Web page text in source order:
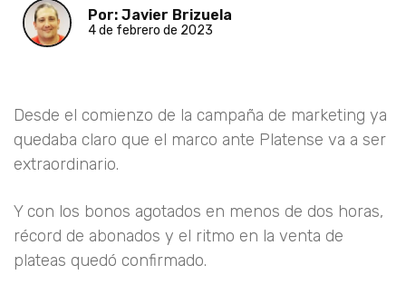
Por: Javier Brizuela
4 de febrero de 2023
Desde el comienzo de la campaña de marketing ya
quedaba claro que el marco ante Platense va a ser
extraordinario.
Y con los bonos agotados en menos de dos horas,
récord de abonados y el ritmo en la venta de
plateas quedó confirmado.